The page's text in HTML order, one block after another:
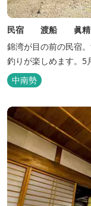
民宿 渡船 眞精
錦湾が目の前の民宿
釣りが楽しめます。5
中南勢